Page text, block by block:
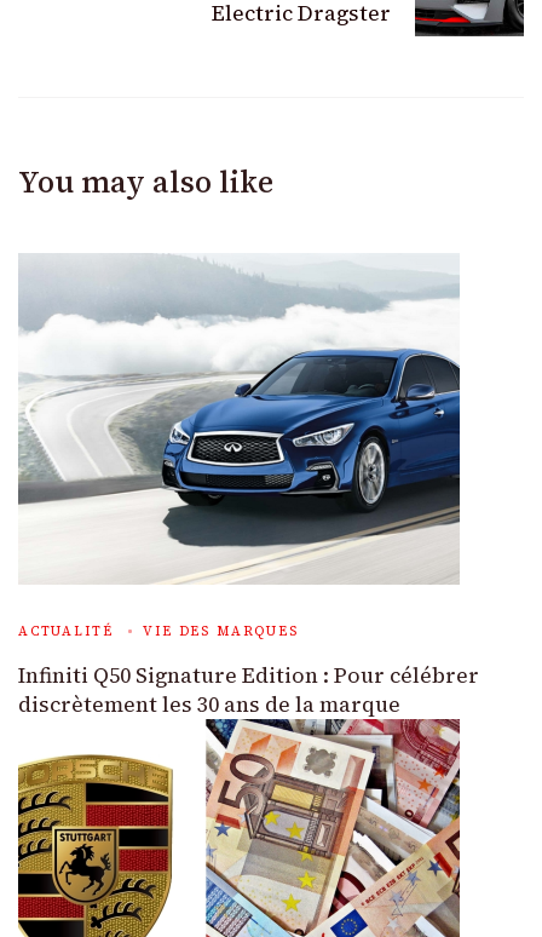
Electric Dragster
You may also like
ACTUALITÉ VIE DES MARQUES
Infiniti Q50 Signature Edition : Pour célébrer
discrètement les 30 ans de la marque